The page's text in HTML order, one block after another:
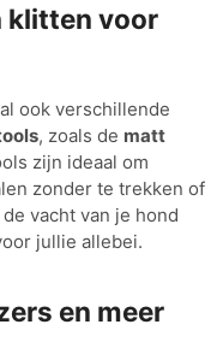
klitten voor
ook verschillende
, zoals de matt
zijn ideaal om
zonder te trekken of
vacht van je hond
jullie allebei.
en meer